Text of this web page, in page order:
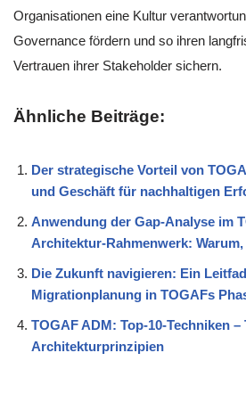
Organisationen eine Kultur
Governance fördern und so ihren
Vertrauen ihrer Stakeholder sichern.
Ähnliche Beiträge:
Der strategische Vorteil von
und Geschäft für nachhaltigen
Anwendung der Gap-Analyse im
Architektur-Rahmenwerk: Warum,
Die Zukunft navigieren: Ein
Migrationplanung in TOGAFs
TOGAF ADM: Top-10-Techniken –
Architekturprinzipien